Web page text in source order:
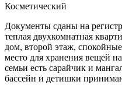
Косметический
Документы сданы на
теплая двухкомнатная
дом, второй этаж,
место для хранения вещей
семьи есть сарайчик и
бассейн и детишки